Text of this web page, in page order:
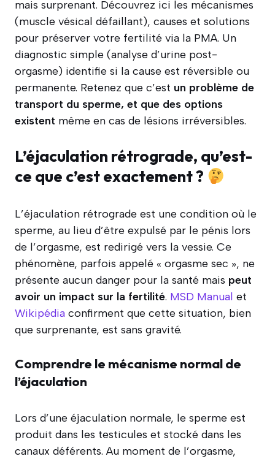
mais surprenant. Découvrez ici les mécanismes
(muscle vésical défaillant), causes et solutions
pour préserver votre fertilité via la PMA. Un
diagnostic simple (analyse d’urine post-
orgasme) identifie si la cause est réversible ou
permanente. Retenez que c’est un problème de
transport du sperme, et que des options
existent même en cas de lésions irréversibles.
L’éjaculation rétrograde, qu’est-
ce que c’est exactement ?
L’éjaculation rétrograde est une condition où le
sperme, au lieu d’être expulsé par le pénis lors
de l’orgasme, est redirigé vers la vessie. Ce
phénomène, parfois appelé « orgasme sec », ne
présente aucun danger pour la santé mais peut
avoir un impact sur la fertilité. MSD Manual et
Wikipédia confirment que cette situation, bien
que surprenante, est sans gravité.
Comprendre le mécanisme normal de
l’éjaculation
Lors d’une éjaculation normale, le sperme est
produit dans les testicules et stocké dans les
canaux déférents. Au moment de l’orgasme,